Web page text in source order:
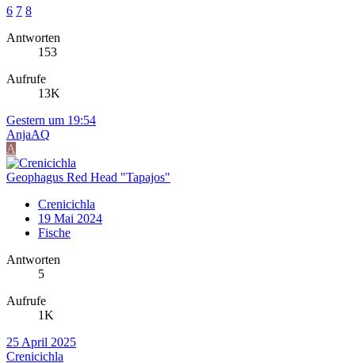
6 7 8
Antworten
153
Aufrufe
13K
Gestern um 19:54
AnjaAQ
A
Geophagus Red Head "Tapajos"
Crenicichla
19 Mai 2024
Fische
Antworten
5
Aufrufe
1K
25 April 2025
Crenicichla